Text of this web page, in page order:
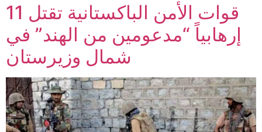
قوات الأمن الباكستانية تقتل 11
إرهابياً “مدعومين من الهند” في
شمال وزيرستان